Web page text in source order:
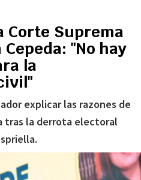
Corte Suprema
"No hay
la
explicar las razones de
tras la derrota electoral